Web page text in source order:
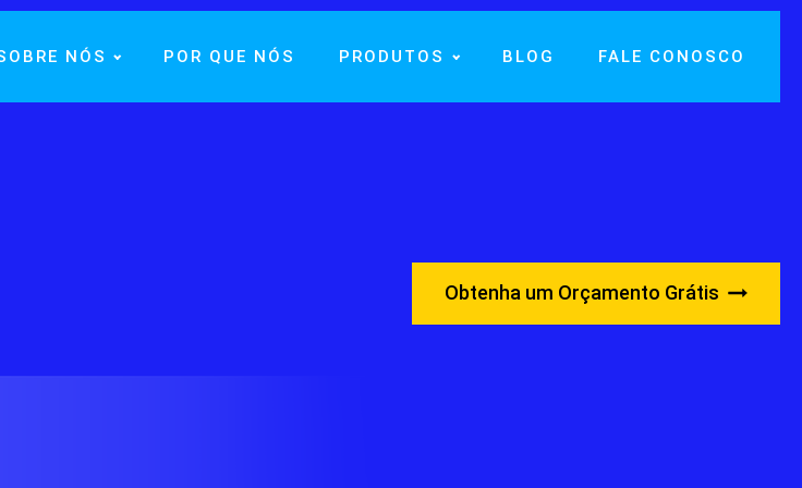
NÓS POR QUE NÓS PRODUTOS BLOG FALE CONOSCO
Obtenha um Orçamento Grátis